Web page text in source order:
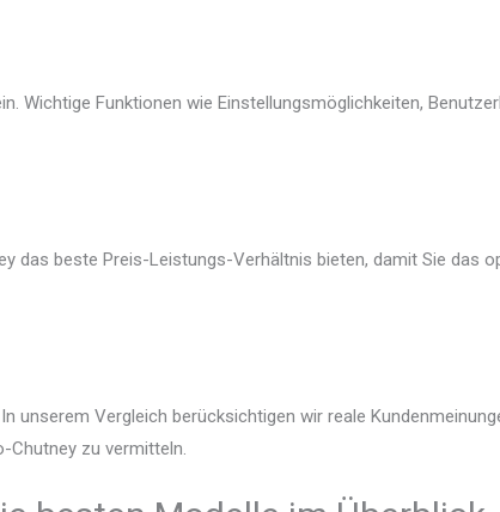
Wichtige Funktionen wie Einstellungsmöglichkeiten,
das beste Preis-Leistungs-Verhältnis bieten, damit Sie das
unserem Vergleich berücksichtigen wir reale
Chutney zu vermitteln.